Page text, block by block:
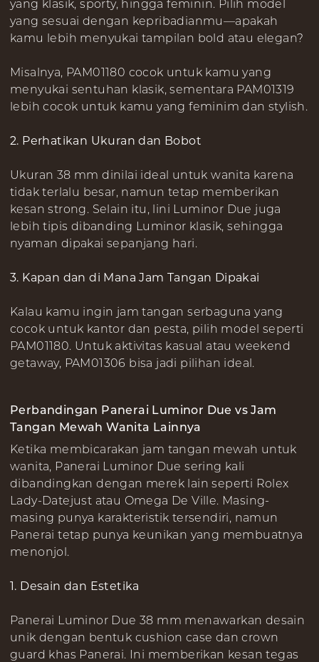
yang klasik, sporty, hingga feminin. Pilih model
yang sesuai dengan kepribadianmu—apakah
kamu lebih menyukai tampilan bold atau elegan?
Misalnya, PAM01180 cocok untuk kamu yang
menyukai sentuhan klasik, sementara PAM01319
lebih cocok untuk kamu yang feminim dan stylish.
2. Perhatikan Ukuran dan Bobot
Ukuran 38 mm dinilai ideal untuk wanita karena
tidak terlalu besar, namun tetap memberikan
kesan strong. Selain itu, lini Luminor Due juga
lebih tipis dibanding Luminor klasik, sehingga
nyaman dipakai sepanjang hari.
3. Kapan dan di Mana Jam Tangan Dipakai
Kalau kamu ingin jam tangan serbaguna yang
cocok untuk kantor dan pesta, pilih model seperti
PAM01180. Untuk aktivitas kasual atau weekend
getaway, PAM01306 bisa jadi pilihan ideal.
Perbandingan Panerai Luminor Due vs Jam
Tangan Mewah Wanita Lainnya
Ketika membicarakan jam tangan mewah untuk
wanita, Panerai Luminor Due sering kali
dibandingkan dengan merek lain seperti Rolex
Lady-Datejust atau Omega De Ville. Masing-
masing punya karakteristik tersendiri, namun
Panerai tetap punya keunikan yang membuatnya
menonjol.
1. Desain dan Estetika
Panerai Luminor Due 38 mm menawarkan desain
unik dengan bentuk cushion case dan crown
guard khas Panerai. Ini memberikan kesan tegas